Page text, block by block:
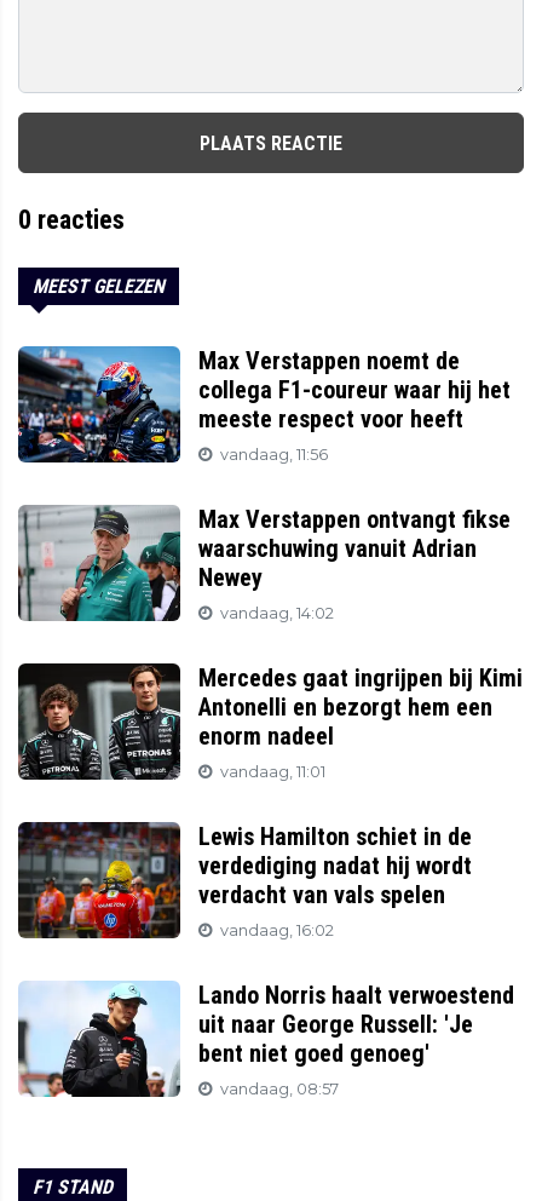
PLAATS REACTIE
0 reacties
MEEST GELEZEN
Max Verstappen noemt de
collega F1-coureur waar hij het
meeste respect voor heeft
vandaag, 11:56
Max Verstappen ontvangt fikse
waarschuwing vanuit Adrian
Newey
vandaag, 14:02
Mercedes gaat ingrijpen bij Kimi
Antonelli en bezorgt hem een
enorm nadeel
vandaag, 11:01
Lewis Hamilton schiet in de
verdediging nadat hij wordt
verdacht van vals spelen
vandaag, 16:02
Lando Norris haalt verwoestend
uit naar George Russell: 'Je
bent niet goed genoeg'
vandaag, 08:57
F1 STAND